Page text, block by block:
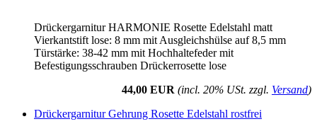
Drückergarnitur HARMONIE Rosette Edelstahl matt
Vierkantstift lose: 8 mm mit Ausgleichshülse auf 8,5 mm
Türstärke: 38-42 mm mit Hochhaltefeder mit
Befestigungsschrauben Drückerrosette lose
44,00 EUR (incl. 20% USt. zzgl. Versand)
Drückergarnitur Gehrung Rosette Edelstahl rostfrei